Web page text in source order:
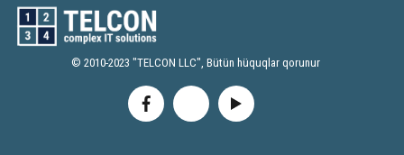
© 2010-2023 "TELCON LLC", Bütün hüquqlar qorunur